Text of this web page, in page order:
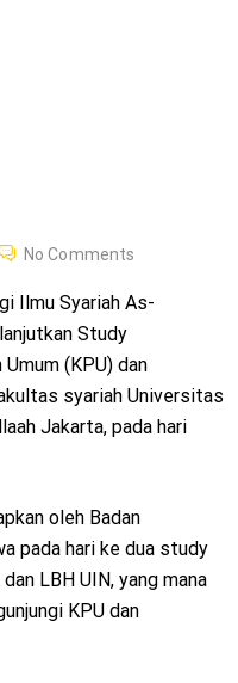
No Comments
Ilmu Syariah As-
Study
(KPU) dan
syariah Universitas
Jakarta, pada hari
oleh Badan
pada hari ke dua study
LBH UIN, yang mana
KPU dan